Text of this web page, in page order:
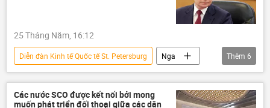
25 Tháng Năm, 16:12
Diễn đàn Kinh tế Quốc tế St. Petersburg
Nga
Thế giới
Vladimir Putin
Chính trị
Điện Kremlin
Kinh tế SPIEF 2026
Thêm 6
Các nước SCO được kết nối bởi mong
muốn phát triển đối thoại giữa các dân